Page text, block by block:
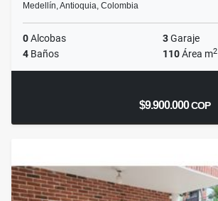
Medellín, Antioquia, Colombia
0Alcobas 3Garaje
4 Baños 110Área m2
$9.900.000COP